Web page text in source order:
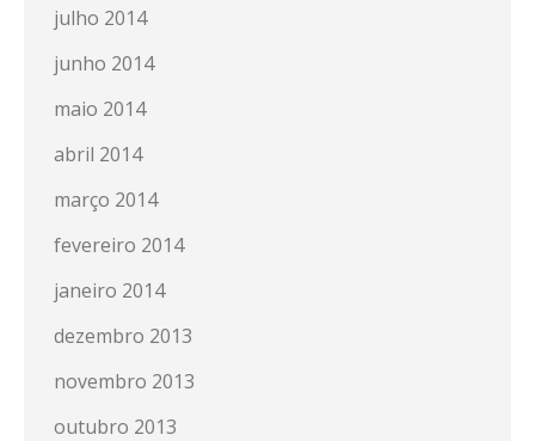
julho 2014
junho 2014
maio 2014
abril 2014
março 2014
fevereiro 2014
janeiro 2014
dezembro 2013
novembro 2013
outubro 2013